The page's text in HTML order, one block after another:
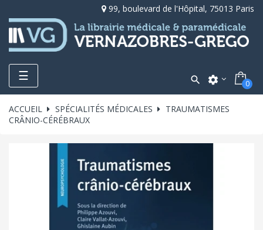
99, boulevard de l'Hôpital, 75013 Paris
Toggle
navigation
☰  settings 0
ACCUEIL SPÉCIALITÉS MÉDICALES
TRAUMATISMES
CRÂNIO-CÉRÉBRAUX